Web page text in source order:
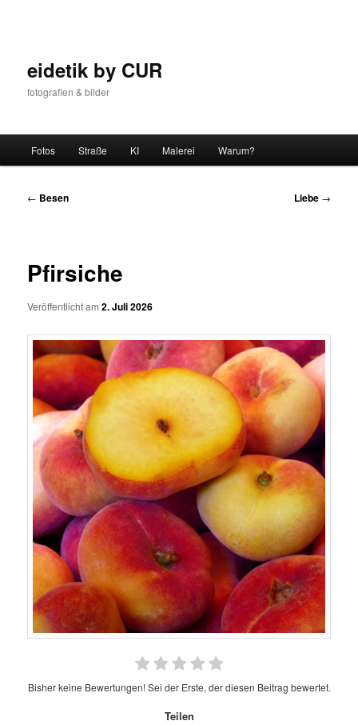
eidetik by CUR
fotografien & bilder
Fotos Straße KI Malerei Warum?
Beitrags-
← Besen Liebe →
Pfirsiche
Veröffentlicht am2. Juli 2026
Bisher keine Bewertungen! Sei der Erste, der diesen Beitrag bewertet.
Teilen